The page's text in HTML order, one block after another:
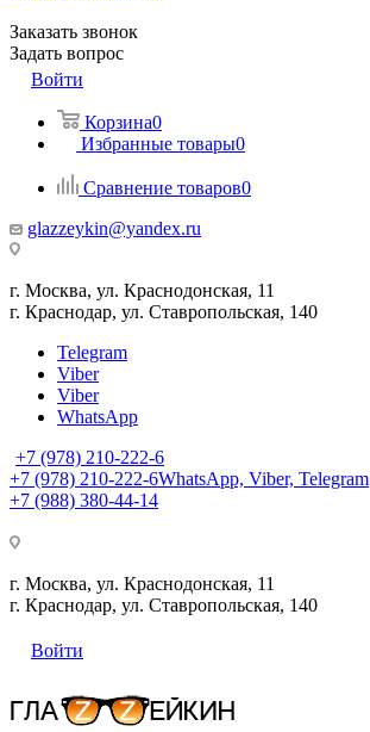
Заказать звонок
Задать вопрос
Войти
Корзина0
Избранные товары0
Сравнение товаров0
glazzeykin@yandex.ru
г. Москва, ул. Краснодонская, 11
г. Краснодар, ул. Ставропольская, 140
Telegram
Viber
Viber
WhatsApp
+7 (978) 210-222-6
+7 (978) 210-222-6WhatsApp, Viber, Telegram
+7 (988) 380-44-14
г. Москва, ул. Краснодонская, 11
г. Краснодар, ул. Ставропольская, 140
Войти